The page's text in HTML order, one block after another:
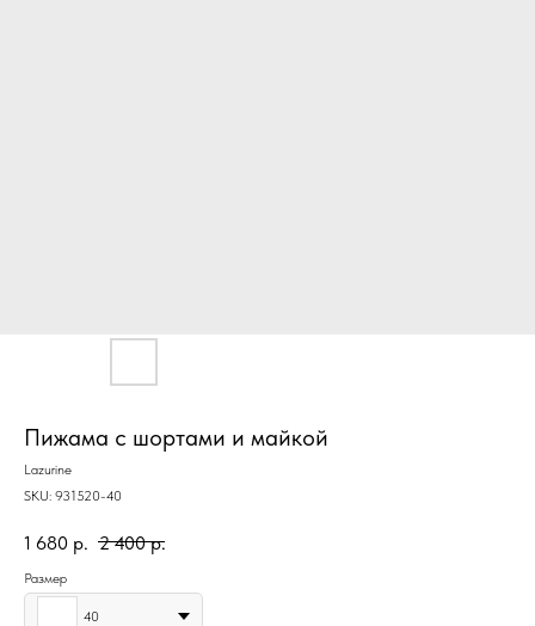
Пижама с шортами и майкой
Lazurine
SKU: 931520-40
1 680 р. 2 400 р.
Размер
40